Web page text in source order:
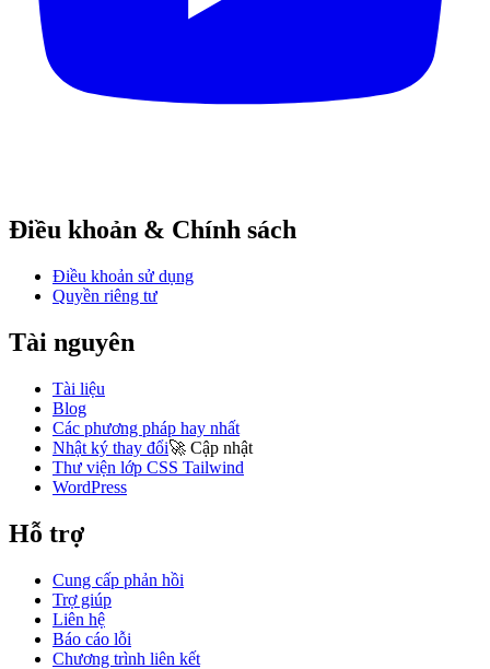
Điều khoản & Chính sách
Điều khoản sử dụng
Quyền riêng tư
Tài nguyên
Tài liệu
Blog
Các phương pháp hay nhất
Nhật ký thay đổi🚀 Cập nhật
Thư viện lớp CSS Tailwind
WordPress
Hỗ trợ
Cung cấp phản hồi
Trợ giúp
Liên hệ
Báo cáo lỗi
Chương trình liên kết